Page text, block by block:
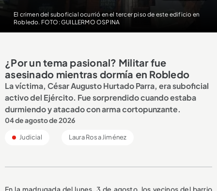
El crimen del suboficial ocurrió en el tercer piso de este edificio en
Robledo. FOTO: GUILLERMO OSPINA
¿Por un tema pasional? Militar fue
asesinado mientras dormía en Robledo
La víctima, César Augusto Hurtado Parra, era suboficial
activo del Ejército. Fue sorprendido cuando estaba
durmiendo y atacado con arma cortopunzante.
04 de agosto de 2026
Judicial Laura Rosa Jiménez
En la madrugada del lunes, 3 de agosto, los vecinos del barrio